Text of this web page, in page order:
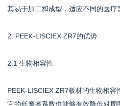
其易于加工和成型，适应不同的医疗
2. PEEK-LISCIEX ZR7的优势
2.1 生物相容性
PEEK-LISCIEX ZR7板材的生物相
它的低摩擦系数也能够有效降低对